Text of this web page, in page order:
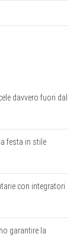
davvero fuori dal
festa in stile
con integratori
garantire la